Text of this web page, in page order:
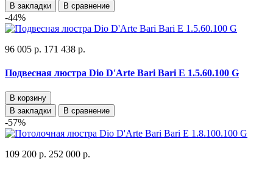
В закладки
В сравнение
-44%
96 005 р. 171 438 р.
Подвесная люстра Dio D'Arte Bari Bari E 1.5.60.100 G
В корзину
В закладки
В сравнение
-57%
109 200 р. 252 000 р.